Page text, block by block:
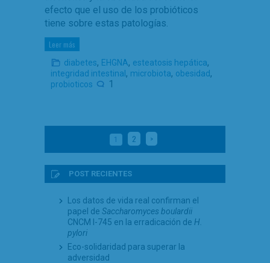
efecto que el uso de los probióticos
tiene sobre estas patologías.
Leer más
diabetes, EHGNA, esteatosis hepática,
integridad intestinal , microbiota, obesidad,
probioticos 1
1 2 >
POST RECIENTES
Los datos de vida real confirman el
papel de Saccharomyces boulardii
CNCM I-745 en la erradicación de H.
pylori
Eco-solidaridad para superar la
adversidad